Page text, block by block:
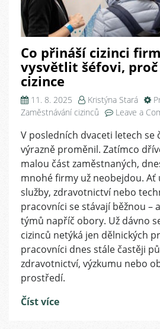
Co přináší cizinci
vysvětlit šéfovi,
cizince
11. 8. 2025 Kristýna Stará
Zaměstnávání cizinců
Leave a
V posledních dvaceti letech se
výrazně proměnil. Zatímco
malou část zaměstnaných,
mnohé firmy už neobejdou. Ať
služby, zdravotnictví nebo
pracovníci se stávají běžnou –
týmů napříč obory. Už dávno
cizinců netýká jen dělnických
pracovníci dnes stále častěji
zdravotnictví, výzkumu nebo
prostředí.
Číst více